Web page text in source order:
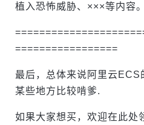
植入恐怖威胁、×××等内容
=================
最后，总体来说阿里云ECS
某些地方比较啃爹.
如果大家想买，欢迎在此处